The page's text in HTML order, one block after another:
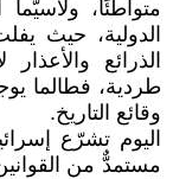
متواطئًا،
الدولية، حيث
الذرائع
طردية، فطالما
وقائع التاريخ.
اليوم تشرّع
مستمدٌّ من